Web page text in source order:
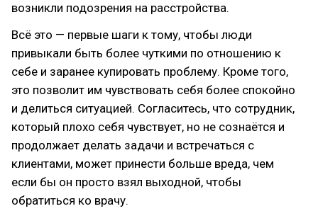
возникли подозрения на расстройства.
Всё это — первые шаги к тому, чтобы люди
привыкали быть более чуткими по отношению к
себе и заранее купировать проблему. Кроме того,
это позволит им чувствовать себя более спокойно
и делиться ситуацией. Согласитесь, что сотрудник,
который плохо себя чувствует, но не сознаётся и
продолжает делать задачи и встречаться с
клиентами, может принести больше вреда, чем
если бы он просто взял выходной, чтобы
обратиться ко врачу.